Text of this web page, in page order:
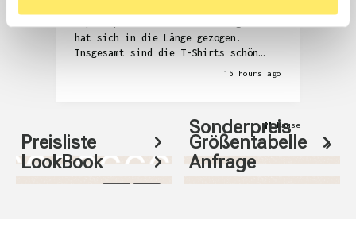
hat sich in die Länge gezogen.
Insgesamt sind die T-Shirts schön
geworden, aber auch relativ teuer.
16 hours ago
Pause
Preisliste
Größentabelle
LookBook
Sonderpreis
Anfrage